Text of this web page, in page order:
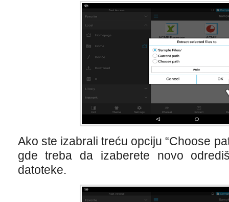
Ako ste izabrali treću opciju “Choose
gde treba da izaberete novo
datoteke.